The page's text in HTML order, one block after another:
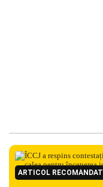
ARTICOL RECOMANDAT